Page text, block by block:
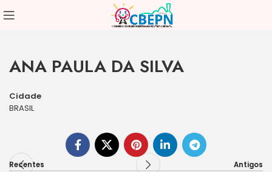
ANA PAULA DA SILVA
Cidade
BRASIL
Recentes Antigos